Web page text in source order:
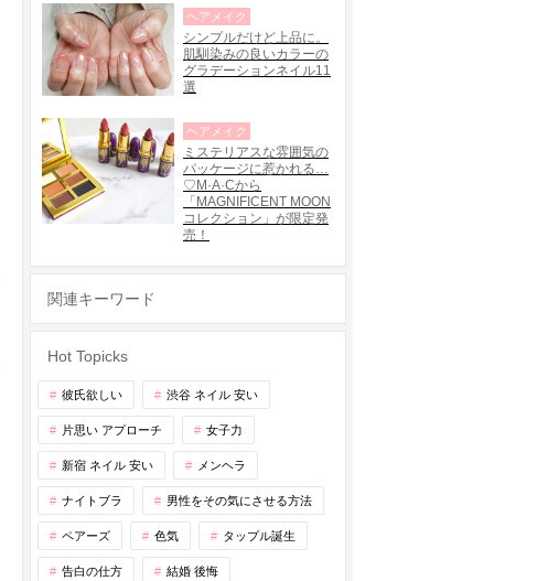
シンプルだけど上品に。
肌馴染みの良いカラーの
グラデーションネイル11
選
ヘアメイク
ミステリアスな雰囲気の
パッケージに惹かれる…
♡M·A·Cから
「MAGNIFICENT MOON
コレクション」が限定発
売！
ヘアメイク
関連キーワード
Hot Topicks
彼氏欲しい 渋谷 ネイル 安い
片思い アプローチ 女子力
新宿 ネイル 安い メンヘラ
ナイトブラ 男性をその気にさせる方法
ペアーズ 色気 タップル誕生
告白の仕方 結婚 後悔